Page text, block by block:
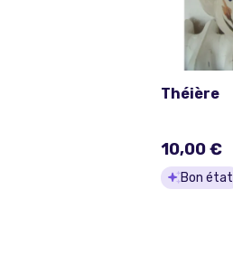
Théière
10,00 €
Bon état